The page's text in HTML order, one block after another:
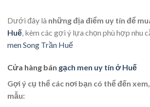
Dưới đây là những địa điểm uy tín để
Huế, kèm các gợi ý lựa chọn phù hợp nhu
men Song Trần Huế
Cửa hàng bán gạch men uy tín ở Huế
Gợi ý cụ thể các nơi bạn có thể đến
mẫu: